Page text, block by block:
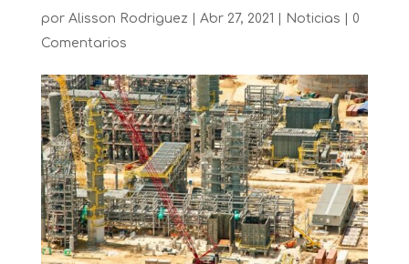
por Alisson Rodriguez Abr 27, 2021 Noticias
0
Comentarios